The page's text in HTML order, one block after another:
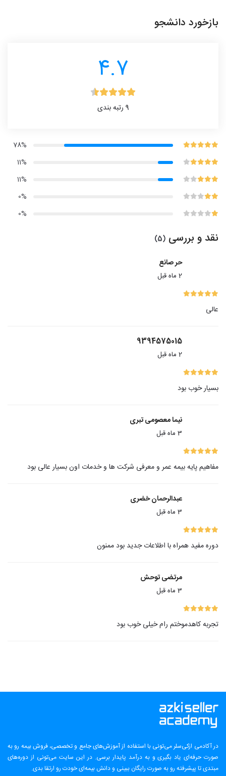
بازخورد دانشجو
4.7
9 رتبه بندی
78%
11%
11%
0%
0%
نقد و بررسی (5)
حر صانع
2 ماه قبل
عالی
9394575015
2 ماه قبل
بسیار خوب بود
نیما معصومی تبری
3 ماه قبل
مفاهیم پایه بیمه عمر و معرفی شرکت ها و خدمات اون بسیار عالی بود
عبدالرحمان خضری
3 ماه قبل
دوره مفید همراه با اطلاعات جدید بود ممنون
مرتضی توحش
3 ماه قبل
تجربه کاهدموختم رام خیلی خوب بود
در آکادمی ازکی‌سلر می‌تونی با استفاده از آموزش‌های جامع و تخصصی، فروش بیمه رو به
صورت حرفه‌ای یاد بگیری و به درآمد پایدار برسی. در این سایت می‌تونی از دوره‌های
مبتدی تا پیشرفته رو به صورت رایگان ببینی و دانش بیمه‌ای خودت رو ارتقا بدی.